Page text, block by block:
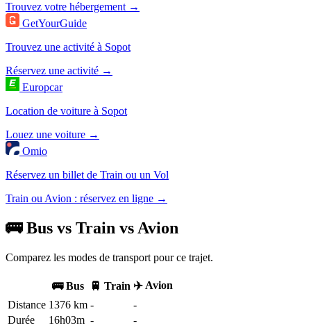
Trouvez votre hébergement →
GetYourGuide
Trouvez une activité à Sopot
Réservez une activité →
Europcar
Location de voiture à Sopot
Louez une voiture →
Omio
Réservez un billet de Train ou un Vol
Train ou Avion : réservez en ligne →
🚌 Bus vs Train vs Avion
Comparez les modes de transport pour ce trajet.
🚌 Bus 🚆 Train ✈️ Avion
Distance 1376 km -
-
Durée
16h03m -
-